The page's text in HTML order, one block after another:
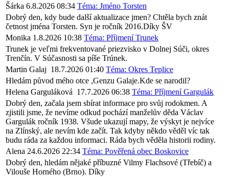
Šárka 6.8.2026 08:34 Téma: Jméno Torsten
Dobrý den, kdy bude další aktualizace jmen? Chtěla bych znát
četnost jména Torsten. Syn je ročník 2016.Díky ŠV
Monika 1.8.2026 10:38 Téma: Příjmení Trunek
Trunek je veľmi frekventované priezvisko v Dolnej Súči, okres
Trenčín. V Súčasnosti sa píše Trúnek.
Martin Galaj 18.7.2026 01:40 Téma: Okres Teplice
Hledám původ mého otce ,Genzu Galaje.Kde se narodil?
Helena Garguláková 17.7.2026 06:38 Téma: Příjmení Gargulák
Dobrý den, začala jsem sbírat informace pro svůj rodokmen. A
zjistili jsme, že nevíme odkud pochází manželův děda Václav
Gargulák ročník 1938. Všude ukazují mapy, že výskyt je nejvíce
na Zlínský, ale nevím kde začít. Tak kdyby někdo věděl víc tak
budu ráda za každou informaci. Ráda bych věděla historii rodiny.
Alena 24.6.2026 22:34 Téma: Pověřená obec Boskovice
Dobrý den, hledám nějaké příbuzné Vilmy Flachsové (Třebíč) a
Vilouše Horného (Brno). Díky